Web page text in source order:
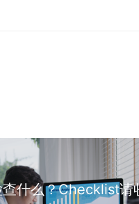
什么？Checklist请